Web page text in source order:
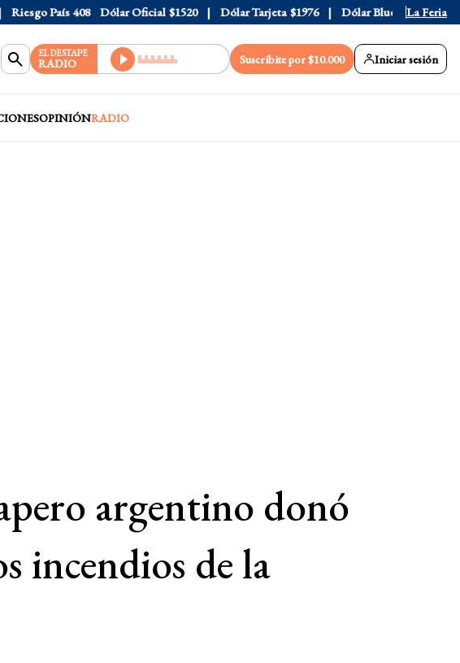
País 408 Dólar Oficial $1520 Dólar Tarjeta $1976 Dólar Blue $1530La Feria
EL DESTAPE
RADIO Suscribite por $10.000 Iniciar sesión
OPINIÓNRADIO
argentino donó
incendios de la